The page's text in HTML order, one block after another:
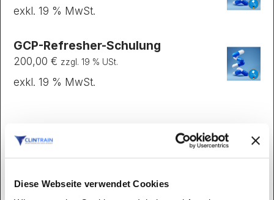
Diese Webseite verwendet Cookies
exkl. 19 % MwSt.
GCP-Refresher-Schulung
200,00 € zzgl. 19 % USt.
exkl. 19 % MwSt.
ALLE SCHULUNGEN ARZNEIMITTELRECHT